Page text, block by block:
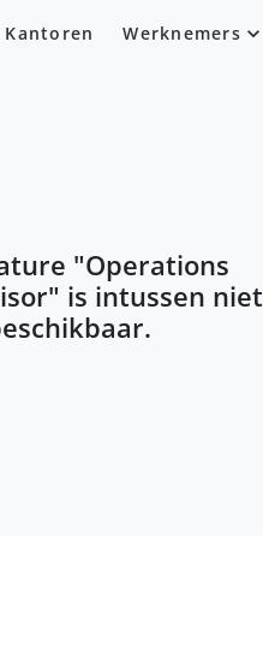
Kantoren Werknemers
"Operations
" is intussen niet